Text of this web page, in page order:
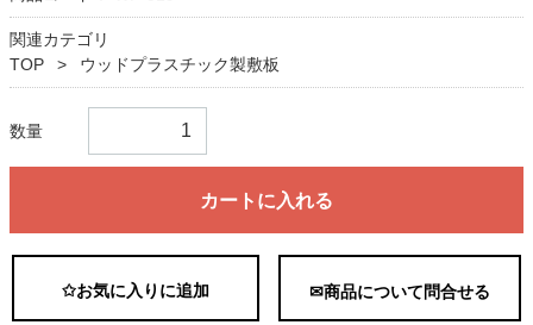
関連カテゴリ
TOP
ウッドプラスチック製敷板
数量
カートに入れる
✩お気に入りに追加 ✉商品について問合せる